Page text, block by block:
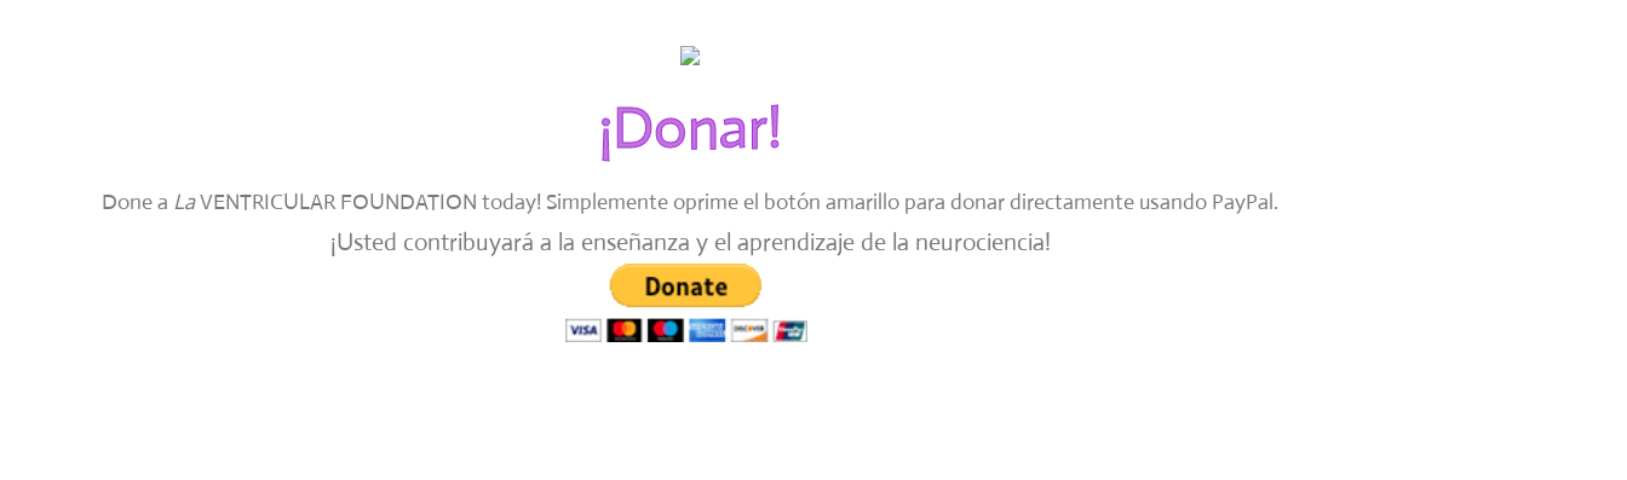
¡Donar!
Done a LaVENTRICULAR FOUNDATION today! Simplemente oprime el botón amarillo para donar directamente usando PayPal.
¡Usted contribuyará a la enseñanza y el aprendizaje de la neurociencia!